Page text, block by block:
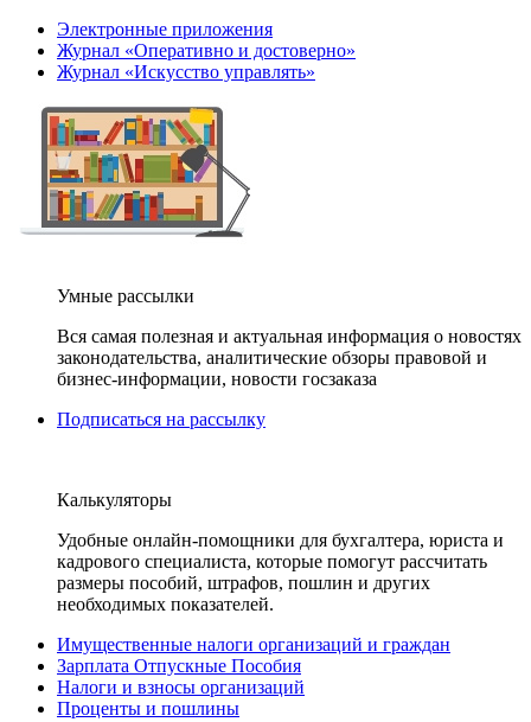
Электронные приложения
Журнал «Оперативно и достоверно»
Журнал «Искусство управлять»
Умные рассылки
Вся самая полезная и актуальная информация о новостях
законодательства, аналитические обзоры правовой и
бизнес-информации, новости госзаказа
Подписаться на рассылку
Калькуляторы
Удобные онлайн-помощники для бухгалтера, юриста и
кадрового специалиста, которые помогут рассчитать
размеры пособий, штрафов, пошлин и других
необходимых показателей.
Имущественные налоги организаций и граждан
Зарплата Отпускные Пособия
Налоги и взносы организаций
Проценты и пошлины